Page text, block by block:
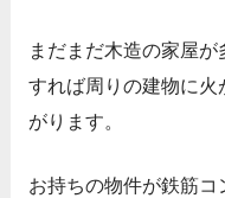
まだまだ木造の家屋
すれば周りの建物に
がります。
お持ちの物件が鉄筋